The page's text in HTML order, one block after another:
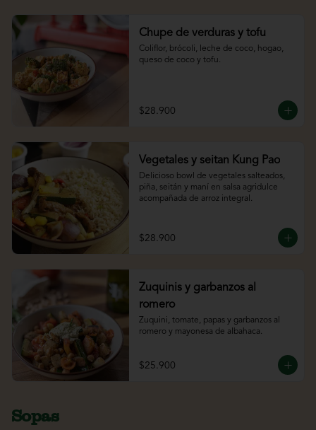
Chupe de verduras y tofu
Coliflor, brócoli, leche de coco, hogao,
queso de coco y tofu.
$28.900
Vegetales y seitan Kung Pao
Delicioso bowl de vegetales salteados,
piña, seitán y maní en salsa agridulce
acompañada de arroz integral.
$28.900
Zuquinis y garbanzos al
romero
Zuquini, tomate, papas y garbanzos al
romero y mayonesa de albahaca.
$25.900
Sopas